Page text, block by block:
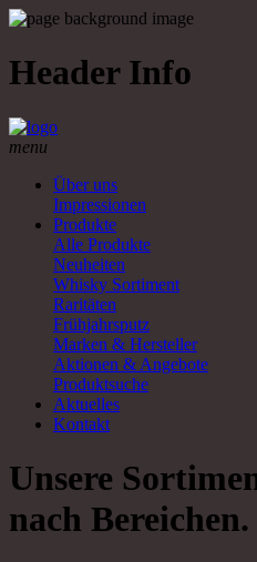
Header Info
menu
Über uns
Impressionen
Produkte
Alle Produkte
Neuheiten
Whisky Sortiment
Raritäten
Frühjahrsputz
Marken & Hersteller
Aktionen & Angebote
Produktsuche
Aktuelles
Kontakt
Unsere
nach Bereichen.